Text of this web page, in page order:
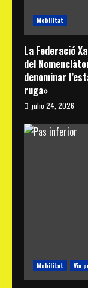
Mobilitat
La Federació
del
denominar
ruga»
julio 24, 2026
Mobilitat Via